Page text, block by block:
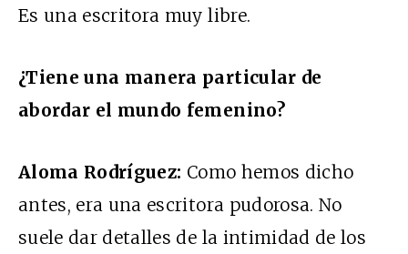
Es una escritora muy libre.
¿Tiene una manera particular de
abordar el mundo femenino?
Aloma Rodríguez: Como hemos dicho
antes, era una escritora pudorosa. No
suele dar detalles de la intimidad de los